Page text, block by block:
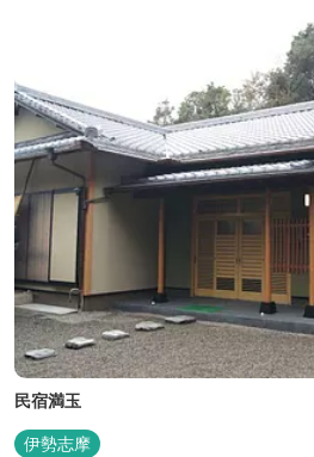
民宿満玉
伊勢志摩